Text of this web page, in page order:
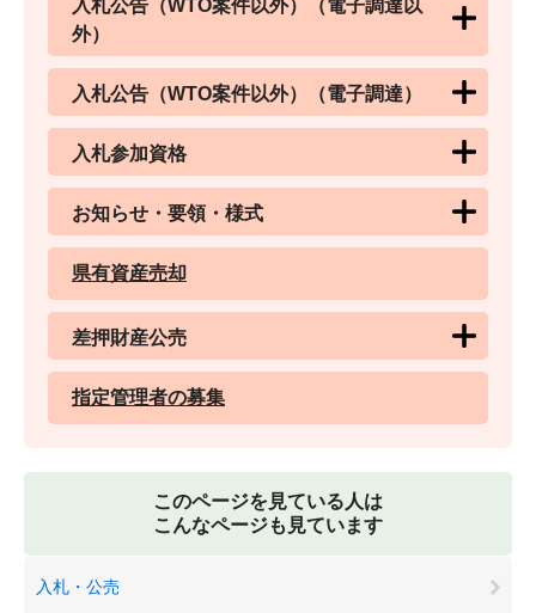
入札公告（WTO案件以外）（電子調達以
外）
入札公告（WTO案件以外）（電子調達）
入札参加資格
お知らせ・要領・様式
県有資産売却
差押財産公売
指定管理者の募集
このページを見ている人は
こんなページも見ています
入札・公売